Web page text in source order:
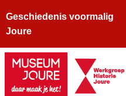
Geschiedenis voormalig
Joure